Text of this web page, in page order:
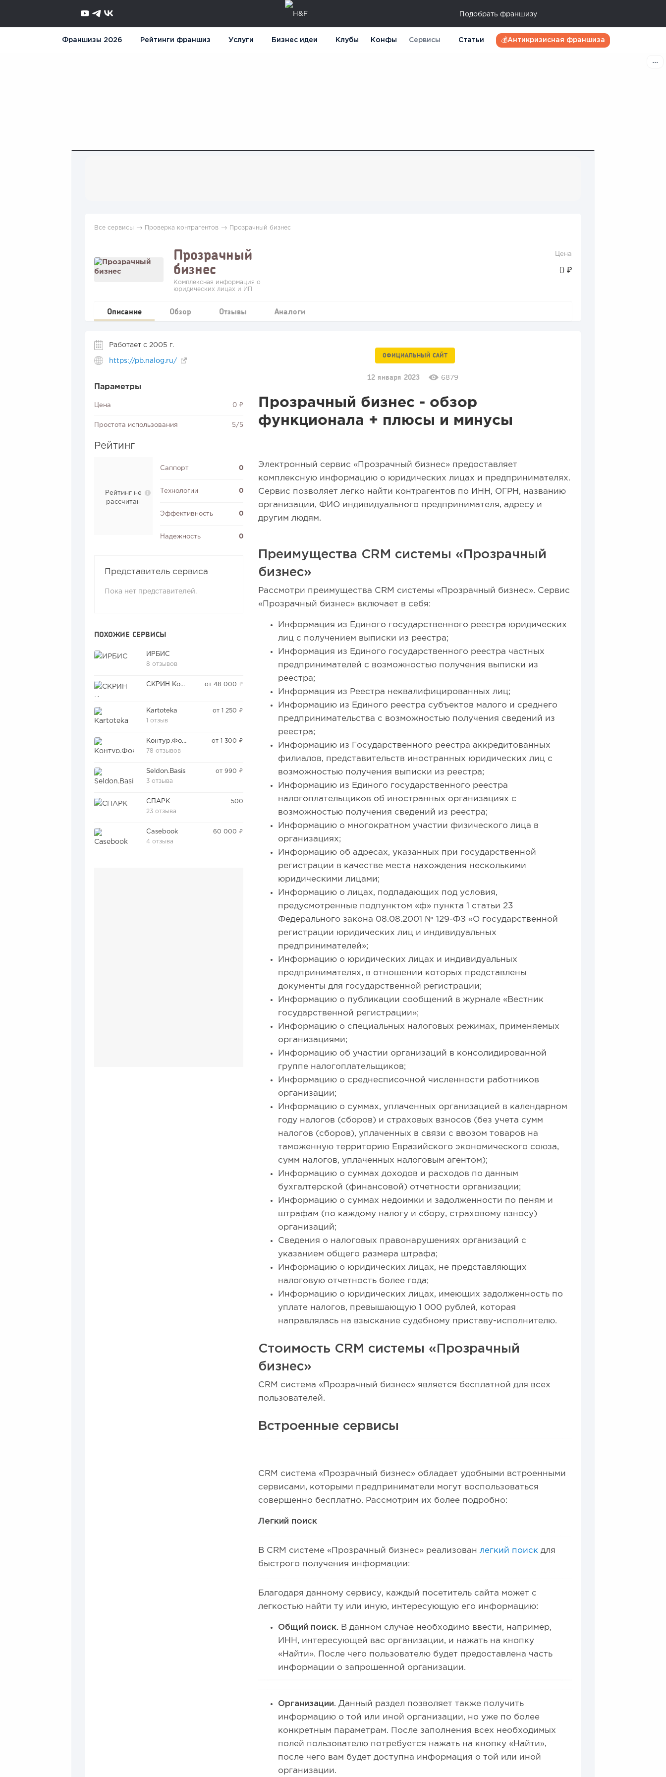
Подобрать франшизу
Франшизы 2026 Рейтинги франшиз Услуги Бизнес идеи Клубы Конфы Сервисы Статьи 💰Антикризисная франшиза
Все сервисы → Проверка контрагентов → Прозрачный бизнес
Прозрачный
бизнес
Комплексная информация о
юридических лицах и ИП
Цена
0 ₽
Описание Обзор Отзывы Аналоги
Работает с 2005 г.
https://pb.nalog.ru/
Параметры
Цена 0 ₽
Простота использования 5/5
Рейтинг
Рейтинг не
рассчитан
Саппорт 0
Технологии 0
Эффективность 0
Надежность 0
Представитель сервиса
Пока нет представителей.
ПОХОЖИЕ СЕРВИСЫ
ИРБИС
8 отзывов
СКРИН Контрагент от 48 000 ₽
Kartoteka
1 отзыв
от 1 250 ₽
Контур.Фокус
78 отзывов
от 1 300 ₽
Seldon.Basis
3 отзыва
от 990 ₽
СПАРК
23 отзыва
500
Casebook
4 отзыва
60 000 ₽
ОФИЦИАЛЬНЫЙ САЙТ
12 января 2023 6879
Прозрачный бизнес - обзор
функционала + плюсы и минусы
Электронный сервис «Прозрачный бизнес» предоставляет
комплексную информацию о юридических лицах и предпринимателях.
Сервис позволяет легко найти контрагентов по ИНН, ОГРН, названию
организации, ФИО индивидуального предпринимателя, адресу и
другим людям.
Преимущества CRM системы «Прозрачный
бизнес»
Рассмотри преимущества CRM системы «Прозрачный бизнес». Сервис
«Прозрачный бизнес» включает в себя:
Информация из Единого государственного реестра юридических
лиц с получением выписки из реестра;
Информация из Единого государственного реестра частных
предпринимателей с возможностью получения выписки из
реестра;
Информация из Реестра неквалифицированных лиц;
Информацию из Единого реестра субъектов малого и среднего
предпринимательства с возможностью получения сведений из
реестра;
Информацию из Государственного реестра аккредитованных
филиалов, представительств иностранных юридических лиц с
возможностью получения выписки из реестра;
Информацию из Единого государственного реестра
налогоплательщиков об иностранных организациях с
возможностью получения сведений из реестра;
Информацию о многократном участии физического лица в
организациях;
Информацию об адресах, указанных при государственной
регистрации в качестве места нахождения несколькими
юридическими лицами;
Информацию о лицах, подпадающих под условия,
предусмотренные подпунктом «ф» пункта 1 статьи 23
Федерального закона 08.08.2001 № 129-ФЗ «О государственной
регистрации юридических лиц и индивидуальных
предпринимателей»;
Информацию о юридических лицах и индивидуальных
предпринимателях, в отношении которых представлены
документы для государственной регистрации;
Информацию о публикации сообщений в журнале «Вестник
государственной регистрации»;
Информацию о специальных налоговых режимах, применяемых
организациями;
Информацию об участии организаций в консолидированной
группе налогоплательщиков;
Информацию о среднесписочной численности работников
организации;
Информацию о суммах, уплаченных организацией в календарном
году налогов (сборов) и страховых взносов (без учета сумм
налогов (сборов), уплаченных в связи с ввозом товаров на
таможенную территорию Евразийского экономического союза,
сумм налогов, уплаченных налоговым агентом);
Информацию о суммах доходов и расходов по данным
бухгалтерской (финансовой) отчетности организации;
Информацию о суммах недоимки и задолженности по пеням и
штрафам (по каждому налогу и сбору, страховому взносу)
организаций;
Сведения о налоговых правонарушениях организаций с
указанием общего размера штрафа;
Информацию о юридических лицах, не представляющих
налоговую отчетность более года;
Информацию о юридических лицах, имеющих задолженность по
уплате налогов, превышающую 1 000 рублей, которая
направлялась на взыскание судебному приставу-исполнителю.
Стоимость CRM системы «Прозрачный
бизнес»
CRM система «Прозрачный бизнес» является бесплатной для всех
пользователей.
Встроенные сервисы
CRM система «Прозрачный бизнес» обладает удобными встроенными
сервисами, которыми предприниматели могут воспользоваться
совершенно бесплатно. Рассмотрим их более подробно:
Легкий поиск
В CRM системе «Прозрачный бизнес» реализованлегкий поиск для
быстрого получения информации:
Благодаря данному сервису, каждый посетитель сайта может с
легкостью найти ту или иную, интересующую его информацию:
Общий поиск. В данном случае необходимо ввести, например,
ИНН, интересующей вас организации, и нажать на кнопку
«Найти». После чего пользователю будет предоставлена часть
информации о запрошенной организации.
Организации.Данный раздел позволяет также получить
информацию о той или иной организации, но уже по более
конкретным параметрам. После заполнения всех необходимых
полей пользователю потребуется нажать на кнопку «Найти»,
после чего вам будет доступна информация о той или иной
организации.